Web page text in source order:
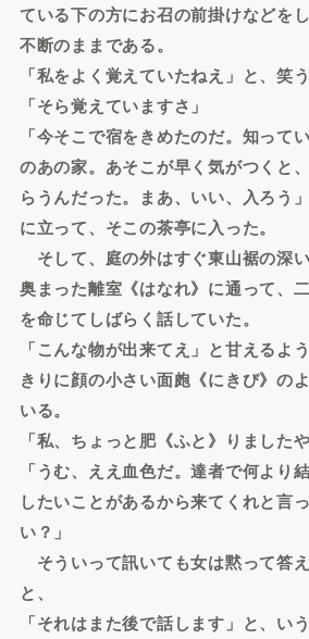
ている下の方にお召の前掛けなどを
不断のままである。
「私をよく覚えていたねえ」と、笑う
「そら覚えていますさ」
「今そこで宿をきめたのだ。知って
のあの家。あそこが早く気がつくと
らうんだった。まあ、いい、入ろう
に立って、そこの茶亭に入った。
そして、庭の外はすぐ東山裾の深
奥まった離室《はなれ》に通って、
を命じてしばらく話していた。
「こんな物が出来てえ」と甘えるよ
きりに顔の小さい面皰《にきび》の
いる。
「私、ちょっと肥《ふと》りましたや
「うむ、ええ血色だ。達者で何より
したいことがあるから来てくれと言
い？」
そういって訊いても女は黙って答
と、
「それはまた後で話します」と、いう